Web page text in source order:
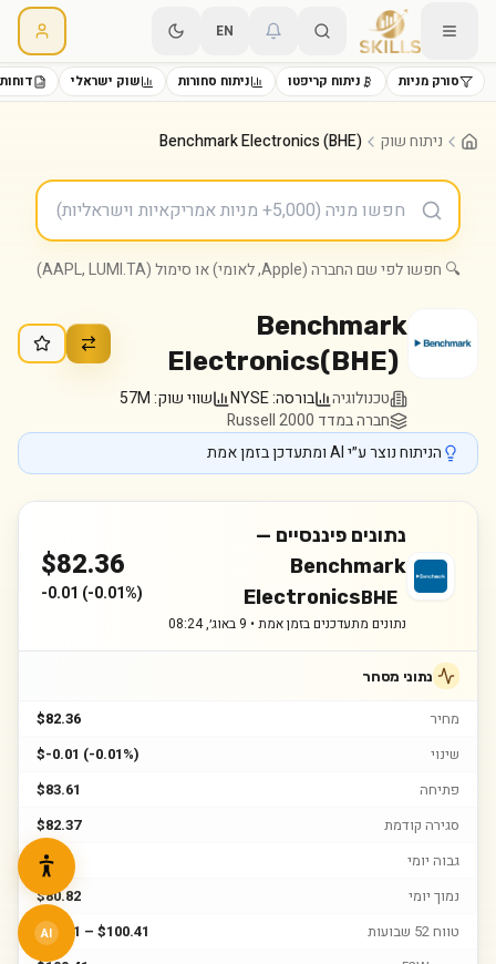
EN
סורק מניות ניתוח קריפטו ניתוח סחורות שוק ישראלי
ניתוח שוק Benchmark Electronics (BHE)
🔍 חפשו לפי שם החברה (Apple, לאומי) או סימול (AAPL, LUMI.TA)
Benchmark
Electronics(BHE)
טכנולוגיה בורסה:NYSE שווי שוק:57M
חברה במדד Russell 2000
הניתוח נוצר ע״י AI ומתעדכן בזמן אמת
נתונים פיננסיים —
Benchmark
ElectronicsBHE
נתונים מתעדכנים בזמן אמת • 9 באוג׳, 08:24
$82.36
-0.01 (-0.01%)
נתוני מסחר
מחיר
$82.36
שינוי
$-0.01 (-0.01%)
פתיחה
$83.61
סגירה קודמת
$82.37
גבוה יומי
$84.2
נמוך יומי
$80.82
טווח 52 שבועות
$35.91 – $100.41
AI